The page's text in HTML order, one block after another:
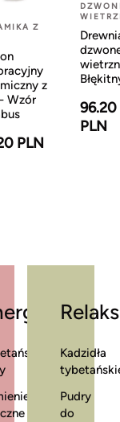
Z
z
Wzór
PLN
96.20
PLN
Relaks
Kadzidła
Pudry
do